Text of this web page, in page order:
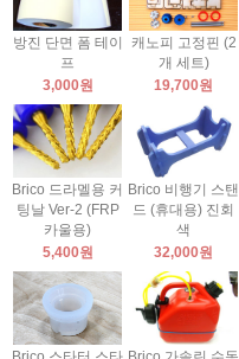
방진 단면 폼 테이
프
3,000원
캐노피 고정핀 (2
개 세트)
19,700원
Brico 드라멜용 커
팅날 Ver-2 (FRP
카울용)
5,400원
Brico 비행기 스탠
드 (휴대용) 진회
색
32,000원